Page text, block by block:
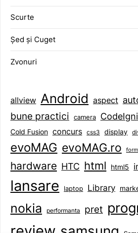
Scurte
Șed și Cuget
Zvonuri
allview Android aspect
bune practici camera
Cold Fusion concurs css3 display
evoMAG evoMAG.ro
hardware HTC html html5
lansare laptop Library
nokia performanta pret